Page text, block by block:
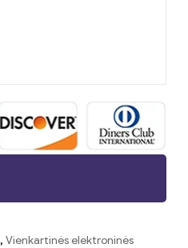
,Vienkartinės elektroninės